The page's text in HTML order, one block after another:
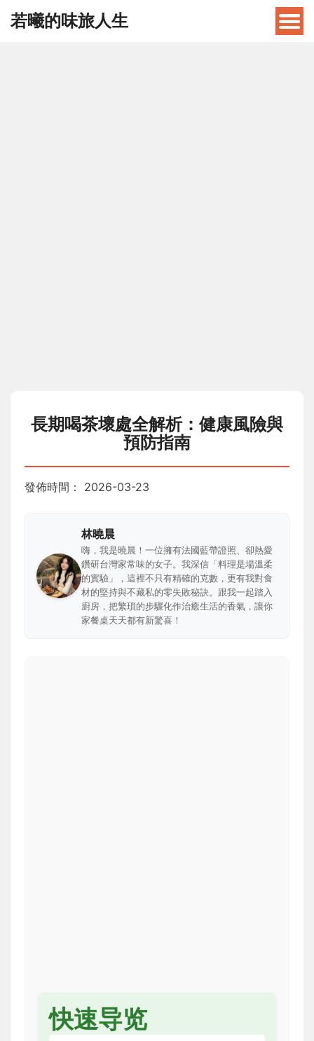
若曦的味旅人生
長期喝茶壞處全解析：健康風險與
預防指南
發佈時間： 2026-03-23
林曉晨
嗨，我是曉晨！一位擁有法國藍帶證照、卻熱愛
鑽研台灣家常味的女子。我深信「料理是場溫柔
的實驗」，這裡不只有精確的克數，更有我對食
材的堅持與不藏私的零失敗秘訣。跟我一起踏入
廚房，把繁瑣的步驟化作治癒生活的香氣，讓你
家餐桌天天都有新驚喜！
快速导览